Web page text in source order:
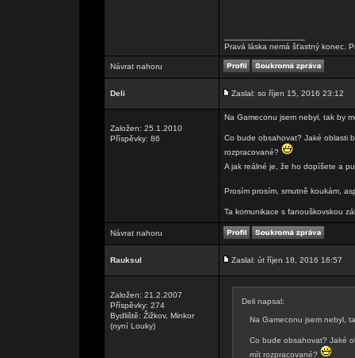
Pravá láska nemá šťastný konec.
Návrat nahoru
Deli Zaslal: so říjen 15, 2016 23:12
Založen: 25.1.2010
Příspěvky: 86
Na Gameconu jsem nebyl, tak by
Co bude obsahovat? Jaké oblasti
rozpracované?
A jak reálné je, že ho dopíšete a
Prosím prosím, smutně koukám,
Ta komunikace s fanouškovskou
Návrat nahoru
Rauksul Zaslal: út říjen 18, 2016 16:57
Založen: 21.2.2007
Příspěvky: 274
Bydliště: Žižkov, Minkor
(nyní Louky)
Deli napsal:
Na Gameconu jsem nebyl,
Co bude obsahovat? Jaké
mít rozpracované?